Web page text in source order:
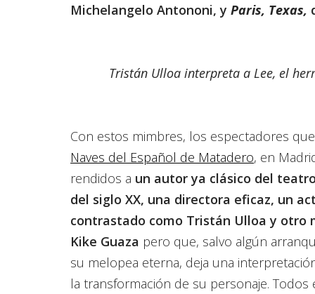
Michelangelo Antononi, yParis, Texas,
Tristán Ulloa interpreta a Lee, el
Con estos mimbres, los espectadores
Naves del Español de Matadero, en
rendidos a un autor ya clásico del
del siglo XX, una directora eficaz, un
contrastado como Tristán Ulloa y otro
Kike Guaza pero que, salvo algún
su melopea eterna, deja una
la transformación de su personaje.